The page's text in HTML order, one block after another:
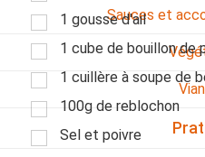
Sauces et
1 gousse d'ail
1 cube de bouillon de
1 cuillère à soupe de
100g de reblochon
Sel et poivre